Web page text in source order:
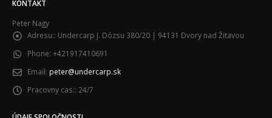
KONTAKT
Peter Nagy
Adresu:: Undercarp J. Dózsu 380/20 | 94131 Dvory nad Žitavou
Phone: +421917410691
Email: peter@undercarp.sk
Pracovny cas:: 24/7